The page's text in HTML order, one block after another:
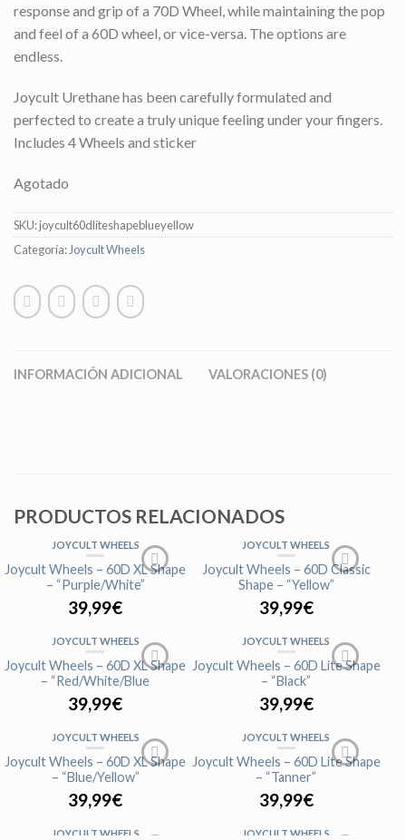
response and grip of a 70D Wheel, while maintaining the pop
and feel of a 60D wheel, or vice-versa. The options are
endless.
Joycult Urethane has been carefully formulated and
perfected to create a truly unique feeling under your fingers.
Includes 4 Wheels and sticker
Agotado
SKU:joycult60dliteshapeblueyellow
Categoría: Joycult Wheels
INFORMACIÓN ADICIONAL VALORACIONES (0)
PRODUCTOS RELACIONADOS
AGOTADO
JOYCULT WHEELS
Joycult Wheels – 60D XL Shape
– “Purple/White”
39,99€
AGOTADO
JOYCULT WHEELS
Joycult Wheels – 60D Classic
Shape – “Yellow”
39,99€
AGOTADO
JOYCULT WHEELS
Joycult Wheels – 60D XL Shape
– “Red/White/Blue
39,99€
AGOTADO
JOYCULT WHEELS
Joycult Wheels – 60D Lite Shape
– “Black”
39,99€
AGOTADO
JOYCULT WHEELS
Joycult Wheels – 60D XL Shape
– “Blue/Yellow”
39,99€
AGOTADO
JOYCULT WHEELS
Joycult Wheels – 60D Lite Shape
– “Tanner”
39,99€
JOYCULT WHEELS JOYCULT WHEELS